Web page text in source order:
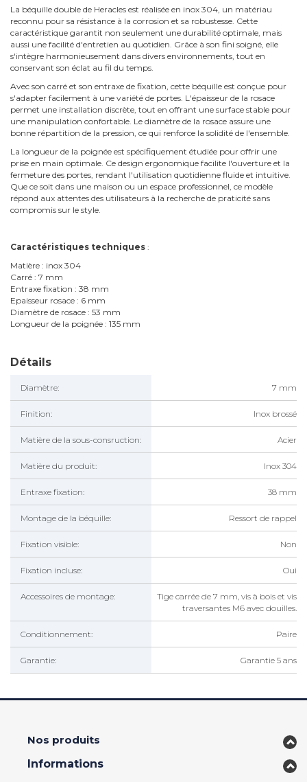
La béquille double de Heracles est réalisée en inox 304, un matériau
reconnu pour sa résistance à la corrosion et sa robustesse. Cette
caractéristique garantit non seulement une durabilité optimale, mais
aussi une facilité d'entretien au quotidien. Grâce à son fini soigné, elle
s'intègre harmonieusement dans divers environnements, tout en
conservant son éclat au fil du temps.
Avec son carré et son entraxe de fixation, cette béquille est conçue pour
s'adapter facilement à une variété de portes. L'épaisseur de la rosace
permet une installation discrète, tout en offrant une surface stable pour
une manipulation confortable. Le diamètre de la rosace assure une
bonne répartition de la pression, ce qui renforce la solidité de l'ensemble.
La longueur de la poignée est spécifiquement étudiée pour offrir une
prise en main optimale. Ce design ergonomique facilite l'ouverture et la
fermeture des portes, rendant l'utilisation quotidienne fluide et intuitive.
Que ce soit dans une maison ou un espace professionnel, ce modèle
répond aux attentes des utilisateurs à la recherche de praticité sans
compromis sur le style.
Caractéristiques techniques :
Matière : inox 304
Carré : 7 mm
Entraxe fixation : 38 mm
Epaisseur rosace : 6 mm
Diamètre de rosace : 53 mm
Longueur de la poignée : 135 mm
Détails
Diamètre: 7 mm
Finition: Inox brossé
Matière de la sous-consruction: Acier
Matière du produit: Inox 304
Entraxe fixation: 38 mm
Montage de la béquille: Ressort de rappel
Fixation visible: Non
Fixation incluse: Oui
Accessoires de montage:
Tige carrée de 7 mm, vis à bois et vis
traversantes M6 avec douilles.
Conditionnement: Paire
Garantie: Garantie 5 ans
Nos produits
Informations